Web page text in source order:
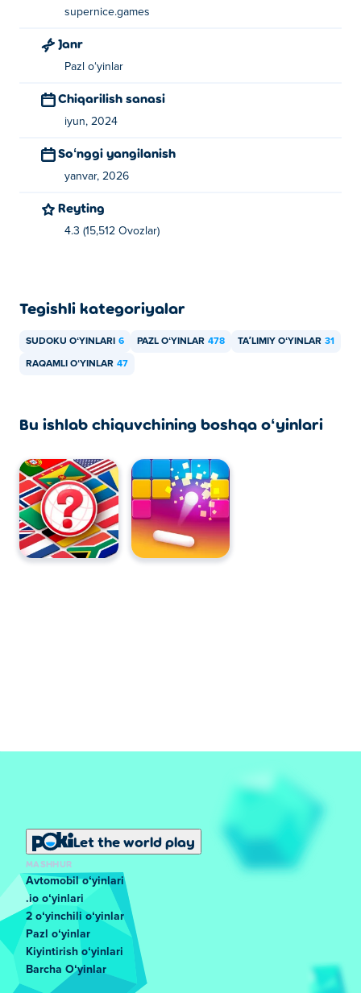
supernice.games
Janr
Pazl oʻyinlar
Chiqarilish sanasi
iyun, 2024
Soʻnggi yangilanish
yanvar, 2026
Reyting
4.3 (15,512 Ovozlar)
Tegishli kategoriyalar
SUDOKU OʻYINLARI 6 PAZL OʻYINLAR 478 TAʼLIMIY OʻYINLAR 31
RAQAMLI OʻYINLAR 47
Bu ishlab chiquvchining boshqa oʻyinlari
Let the world play
MASHHUR
Avtomobil oʻyinlari
.io oʻyinlari
2 oʻyinchili oʻyinlar
Pazl oʻyinlar
Kiyintirish oʻyinlari
Barcha Oʻyinlar